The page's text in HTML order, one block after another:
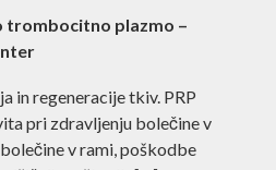
trombocitno plazmo –
in regeneracije tkiv. PRP
pri zdravljenju bolečine v
v rami, poškodbe
DERMATOLOGIJA ]